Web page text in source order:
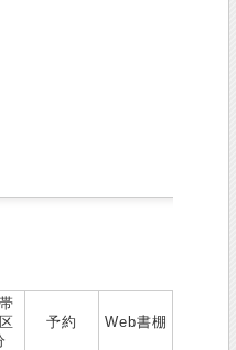
予約 Web書棚